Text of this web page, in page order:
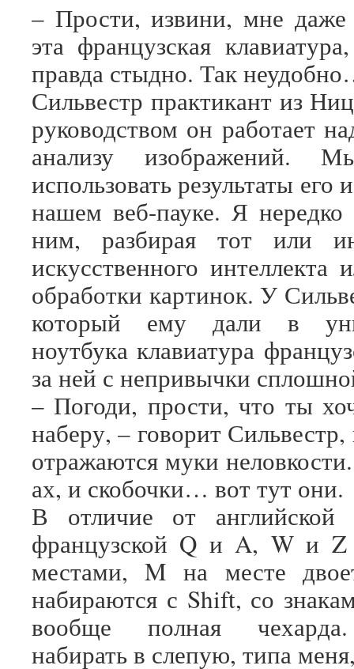
– Прости, извини, мне
эта французская
правда стыдно. Так
Сильвестр практикант из
руководством он работает
анализу изображений.
использовать результаты его
нашем веб-пауке. Я
ним, разбирая тот или
искусственного интеллекта
обработки картинок. У
который ему дали в
ноутбука клавиатура
за ней с непривычки
– Погоди, прости, что ты
наберу, – говорит
отражаются муки
ах, и скобочки… вот тут они.
В отличие от английской
французской Q и A, W и Z
местами, M на месте
набираются с Shift, со
вообще полная
набирать в слепую, типа